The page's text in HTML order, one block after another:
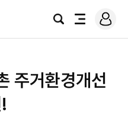
검
전
로
그
주거환경개선